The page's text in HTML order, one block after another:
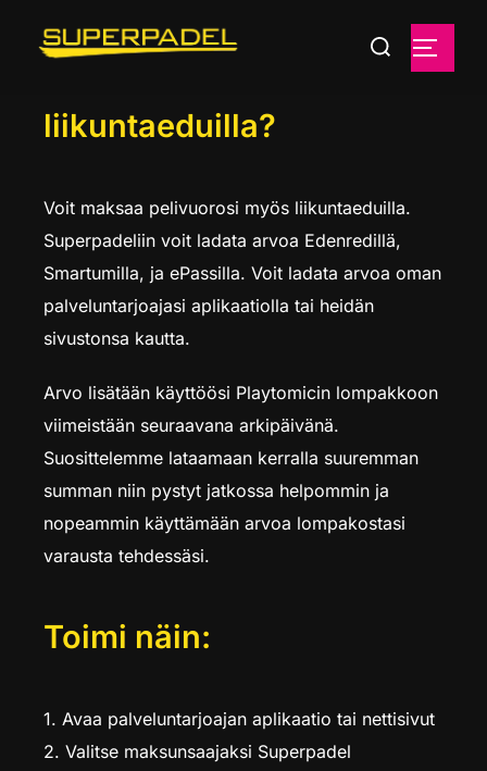
liikuntaeduilla?
Voit maksaa pelivuorosi myös liikuntaeduilla.
Superpadeliin voit ladata arvoa Edenredillä,
Smartumilla, ja ePassilla. Voit ladata arvoa oman
palveluntarjoajasi aplikaatiolla tai heidän
sivustonsa kautta.
Arvo lisätään käyttöösi Playtomicin lompakkoon
viimeistään seuraavana arkipäivänä.
Suosittelemme lataamaan kerralla suuremman
summan niin pystyt jatkossa helpommin ja
nopeammin käyttämään arvoa lompakostasi
varausta tehdessäsi.
Toimi näin:
1. Avaa palveluntarjoajan aplikaatio tai nettisivut
2. Valitse maksunsaajaksi Superpadel